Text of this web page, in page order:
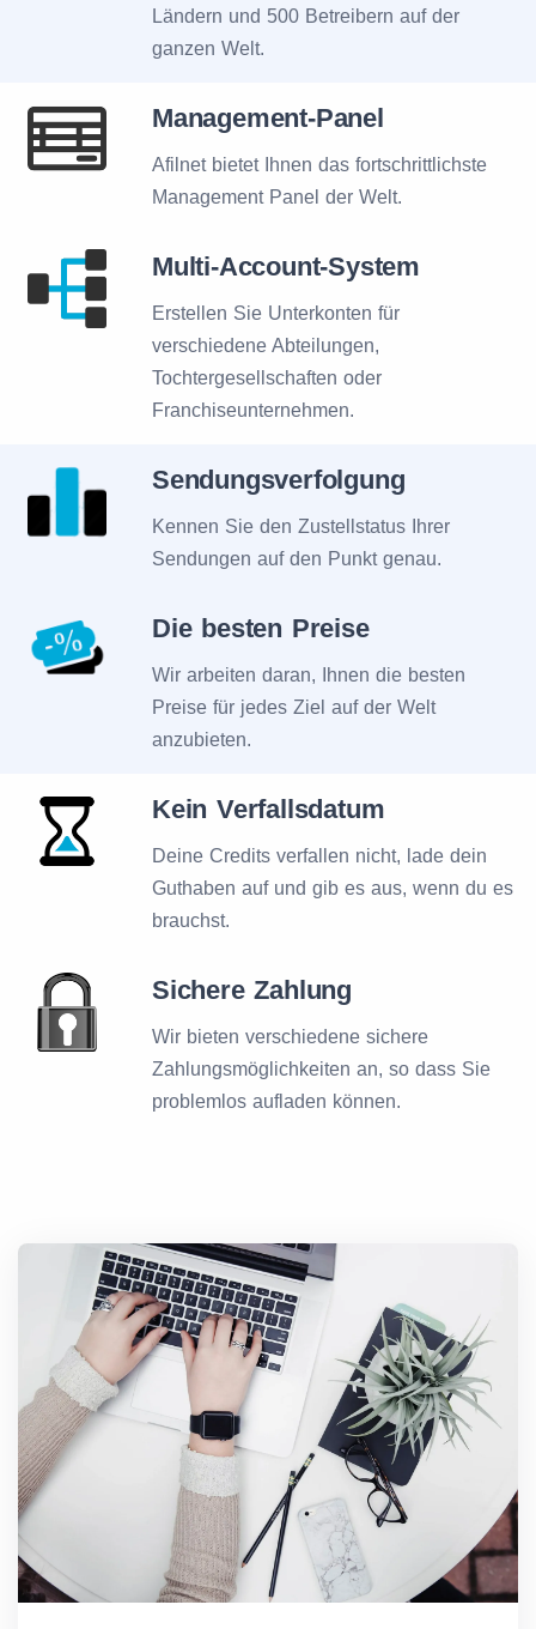
Ländern und 500 Betreibern auf der
ganzen Welt.
Management-Panel
Afilnet bietet Ihnen das fortschrittlichste
Management Panel der Welt.
Multi-Account-System
Erstellen Sie Unterkonten für
verschiedene Abteilungen,
Tochtergesellschaften oder
Franchiseunternehmen.
Sendungsverfolgung
Kennen Sie den Zustellstatus Ihrer
Sendungen auf den Punkt genau.
Die besten Preise
Wir arbeiten daran, Ihnen die besten
Preise für jedes Ziel auf der Welt
anzubieten.
Kein Verfallsdatum
Deine Credits verfallen nicht, lade dein
Guthaben auf und gib es aus, wenn du es
brauchst.
Sichere Zahlung
Wir bieten verschiedene sichere
Zahlungsmöglichkeiten an, so dass Sie
problemlos aufladen können.